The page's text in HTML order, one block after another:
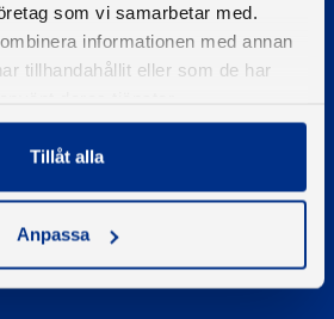
som vi samarbetar med.
informationen med annan
tillhandahållit eller som de har
Tillåt alla
Anpassa